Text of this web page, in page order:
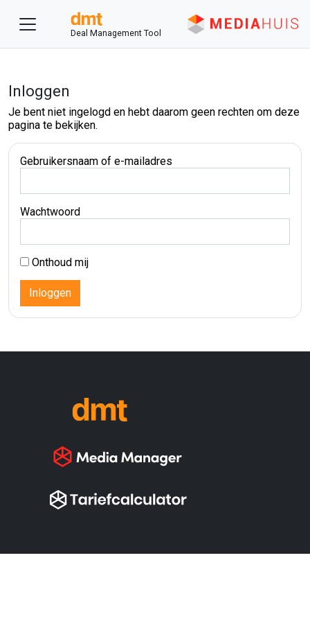
Deal Management Tool
Inloggen
Je bent niet ingelogd en hebt daarom geen rechten om deze
pagina te bekijken.
Gebruikersnaam of e-mailadres
Wachtwoord
Onthoud mij